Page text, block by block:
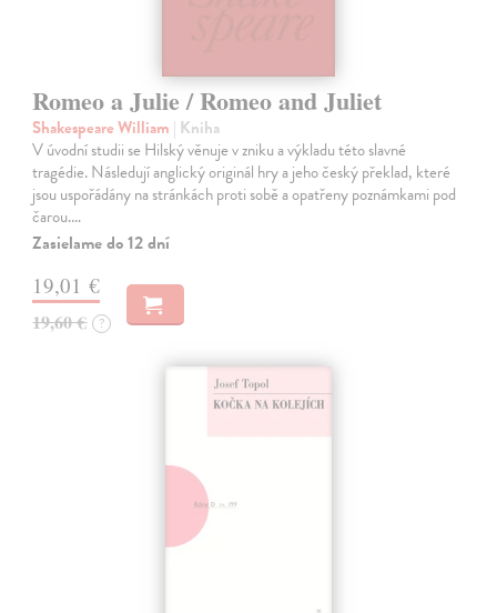
Romeo a Julie / Romeo and Juliet
Shakespeare William | Kniha
V úvodní studii se Hilský věnuje v zniku a výkladu této slavné
tragédie. Následují anglický originál hry a jeho český překlad, které
jsou uspořádány na stránkách proti sobě a opatřeny poznámkami pod
čarou.…
Zasielame do 12 dní
19,01 €
19,60 € ?